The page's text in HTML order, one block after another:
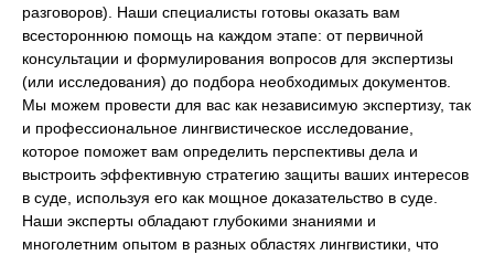
разговоров). Наши специалисты готовы оказать вам
всестороннюю помощь на каждом этапе: от первичной
консультации и формулирования вопросов для экспертизы
(или исследования) до подбора необходимых документов.
Мы можем провести для вас как независимую экспертизу, так
и профессиональное лингвистическое исследование,
которое поможет вам определить перспективы дела и
выстроить эффективную стратегию защиты ваших интересов
в суде, используя его как мощное доказательство в суде.
Наши эксперты обладают глубокими знаниями и
многолетним опытом в разных областях лингвистики, что